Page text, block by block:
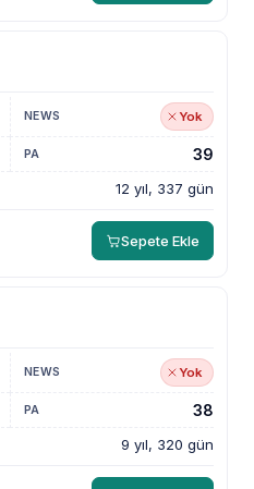
Yok
12 yıl, 337 gün
39
Sepete Ekle
Yok
9 yıl, 320 gün
38